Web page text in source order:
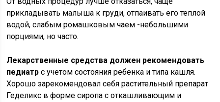
прикладывать малыша к груди, отпаивать его теплой
водой, слабым ромашковым чаем -небольшими
порциями, но часто.
Лекарственные средства должен рекомендовать
педиатр с учетом состояния ребенка и типа кашля.
Хорошо зарекомендовал себя растительный препарат
Геделикс в форме сиропа с откашливающим и